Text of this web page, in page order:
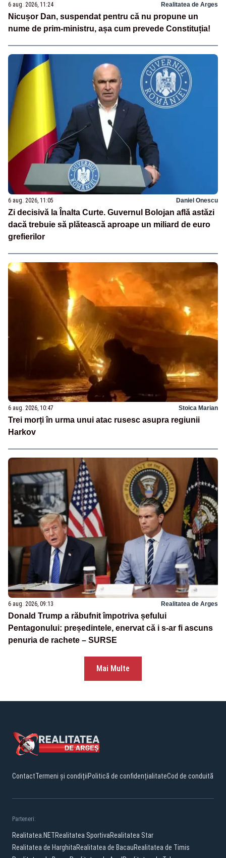
6 aug. 2026, 11:24 Realitatea de Arges
Nicușor Dan, suspendat pentru că nu propune un
nume de prim-ministru, așa cum prevede Constituția!
6 aug. 2026, 11:05 Daniel Onescu
Zi decisivă la Înalta Curte. Guvernul Bolojan află astăzi
dacă trebuie să plătească aproape un miliard de euro
grefierilor
6 aug. 2026, 10:47 Stoica Marian
Trei morți în urma unui atac rusesc asupra regiunii
Harkov
6 aug. 2026, 09:13 Realitatea de Arges
Donald Trump a răbufnit împotriva șefului
Pentagonului: președintele, enervat că i s-ar fi ascuns
penuria de rachete – SURSE
Mai Multe
ContactTermeni și condițiiPolitică de confidențialitateCod de conduită
Parteneri:
Realitatea.NETRealitatea SportivaRealitatea Star
Realitatea de HarghitaRealitatea de BacauRealitatea de Timis